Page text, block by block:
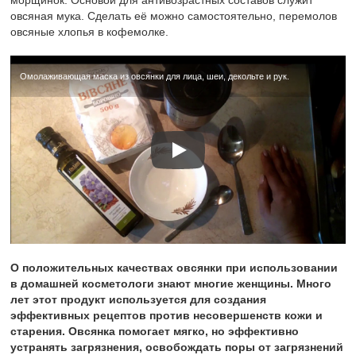
овсяная мука. Сделать её можно самостоятельно, перемолов
овсяные хлопья в кофемолке.
Омолаживающая маска из овсянки для лица, шеи, декольте и рук.
О положительных качествах овсянки при использовании
в домашней косметологи знают многие женщины. Много
лет этот продукт используется для создания
эффективных рецептов против несовершенств кожи и
старения. Овсянка помогает мягко, но эффективно
устранять загрязнения, освобождать поры от загрязнений